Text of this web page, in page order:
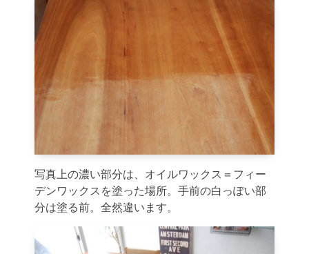
写真上の濃い部分は、オイルワックス＝フィー
デンワックスを塗った場所。手前の白っぽい部
分は塗る前。全然違います。